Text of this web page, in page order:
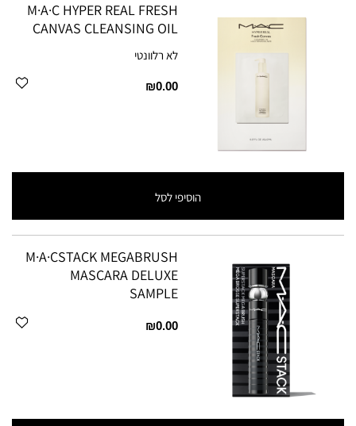
M·A·C HYPER REAL FRESH
CANVAS CLEANSING OIL
לא רלוונטי
₪0.00
הוסיפי לסל
M·A·CSTACK MEGABRUSH
MASCARA DELUXE
SAMPLE
₪0.00